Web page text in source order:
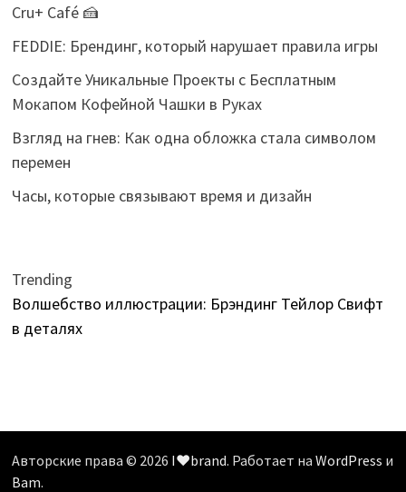
Cru+ Café 🍰
FEDDIE: Брендинг, который нарушает правила игры
Создайте Уникальные Проекты с Бесплатным
Мокапом Кофейной Чашки в Руках
Взгляд на гнев: Как одна обложка стала символом
перемен
Часы, которые связывают время и дизайн
Trending
Волшебство иллюстрации: Брэндинг Тейлор Свифт
в деталях
Авторские права © 2026 I❤️brand. Работает наWordPress и
Bam.